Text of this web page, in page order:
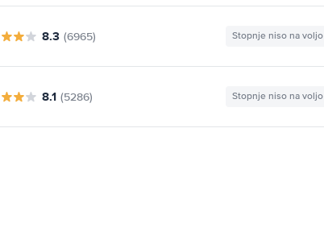
8.3 (6965) Stopnje niso na voljo
8.1 (5286) Stopnje niso na voljo